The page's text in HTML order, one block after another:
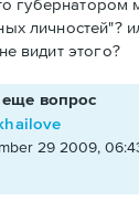
видит этого?
еще вопрос
29 2009,